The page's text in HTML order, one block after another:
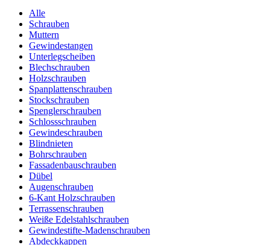
Alle
Schrauben
Muttern
Gewindestangen
Unterlegscheiben
Blechschrauben
Holzschrauben
Spanplattenschrauben
Stockschrauben
Spenglerschrauben
Schlossschrauben
Gewindeschrauben
Blindnieten
Bohrschrauben
Fassadenbauschrauben
Dübel
Augenschrauben
6-Kant Holzschrauben
Terrassenschrauben
Weiße Edelstahlschrauben
Gewindestifte-Madenschrauben
Abdeckkappen